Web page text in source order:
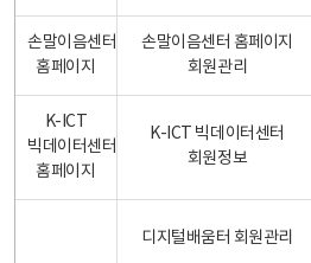
손말이음센터
홈페이지
손말이음센터 홈페이지
회원관리
K-ICT
빅데이터센터
홈페이지
K-ICT 빅데이터센터
회원정보
디지털배움터 회원관리